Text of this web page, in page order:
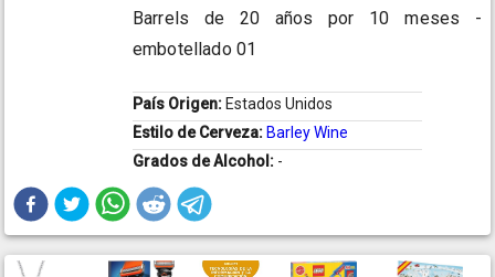
Barrels de 20 años por 10 meses -
embotellado 01
País Origen: Estados Unidos
Estilo de Cerveza: Barley Wine
Grados de Alcohol: -